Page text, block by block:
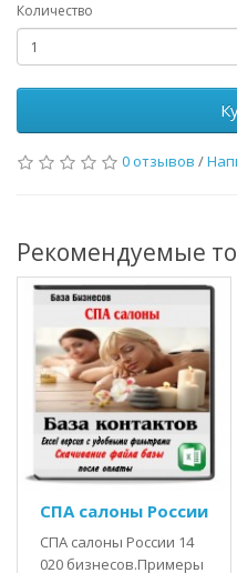
Количество
0 отзывов /
Рекомендуемые
СПА салоны России
СПА салоны России 14
020 бизнесов.Примеры